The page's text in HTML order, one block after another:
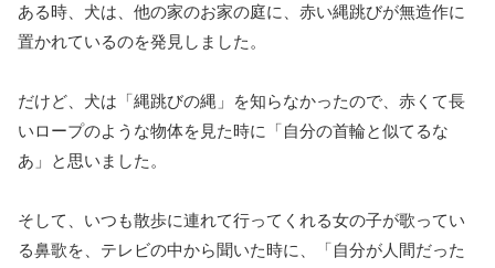
ある時、犬は、他の家のお家の庭に、赤い縄跳びが無造作に
置かれているのを発見しました。
だけど、犬は「縄跳びの縄」を知らなかったので、赤くて長
いロープのような物体を見た時に「自分の首輪と似てるな
あ」と思いました。
そして、いつも散歩に連れて行ってくれる女の子が歌ってい
る鼻歌を、テレビの中から聞いた時に、「自分が人間だった